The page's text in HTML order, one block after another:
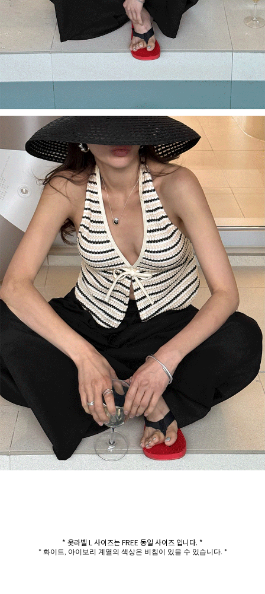
* 옷라벨 L 사이즈는 FREE 동일 사이즈 입니다. *
* 화이트, 아이보리 계열의 색상은 비침이 있을 수 있습니다. *